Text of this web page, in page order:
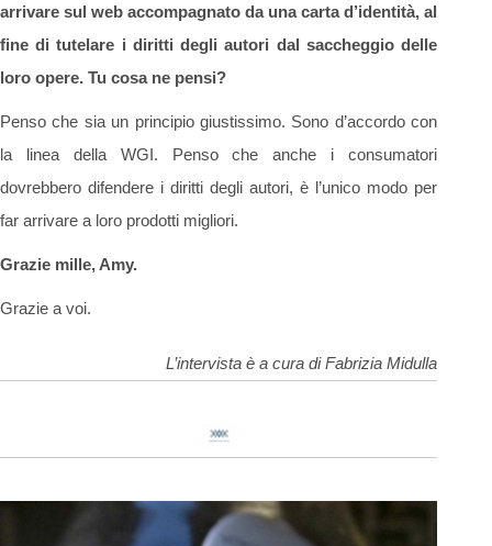
arrivare sul web accompagnato da una carta d’identità, al
fine di tutelare i diritti degli autori dal saccheggio delle
loro opere. Tu cosa ne pensi?
Penso che sia un principio giustissimo. Sono d’accordo con
la linea della WGI. Penso che anche i consumatori
dovrebbero difendere i diritti degli autori, è l’unico modo per
far arrivare a loro prodotti migliori.
Grazie mille, Amy.
Grazie a voi.
L’intervista è a cura di Fabrizia Midulla